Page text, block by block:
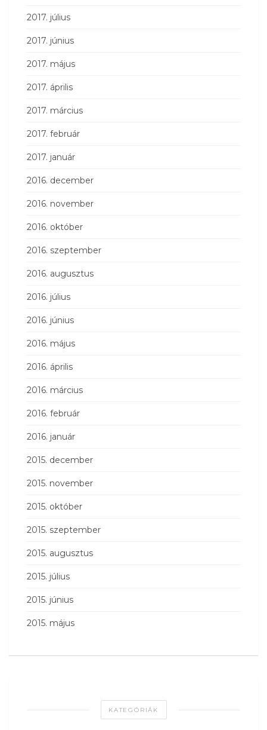
2017. július
2017. június
2017. május
2017. április
2017. március
2017. február
2017. január
2016. december
2016. november
2016. október
2016. szeptember
2016. augusztus
2016. július
2016. június
2016. május
2016. április
2016. március
2016. február
2016. január
2015. december
2015. november
2015. október
2015. szeptember
2015. augusztus
2015. július
2015. június
2015. május
KATEGÓRIÁK